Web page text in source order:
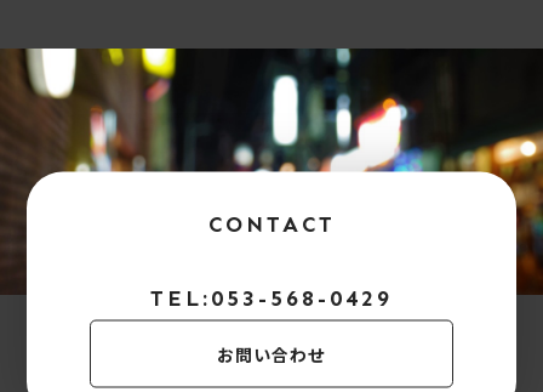
CONTACT
TEL:053-568-0429
お問い合わせ